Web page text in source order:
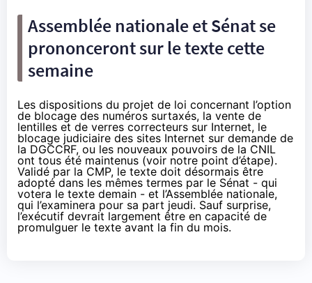
Assemblée nationale et Sénat se
prononceront sur le texte cette
semaine
Les dispositions du projet de loi concernant l’option
de blocage des numéros surtaxés, la vente de
lentilles et de verres correcteurs sur Internet, le
blocage judiciaire des sites Internet sur demande de
la DGCCRF, ou les nouveaux pouvoirs de la CNIL
ont tous été maintenus (voir notre point d’étape).
Validé par la CMP, le texte doit désormais être
adopté dans les mêmes termes par le Sénat - qui
votera le texte demain - et l’Assemblée nationale,
qui l’examinera pour sa part jeudi. Sauf surprise,
l’exécutif devrait largement être en capacité de
promulguer le texte avant la fin du mois.